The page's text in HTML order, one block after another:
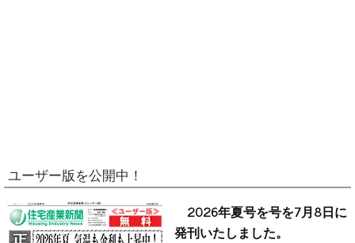
ユーザー版を公開中！
2026年夏号を号を7月8日に
発刊いたしました。